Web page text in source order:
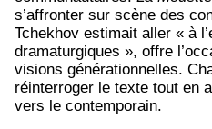
s’affronter sur scène des
Tchekhov estimait aller « à
dramaturgiques », offre
visions générationnelles.
réinterroger le texte tout en
vers le contemporain.